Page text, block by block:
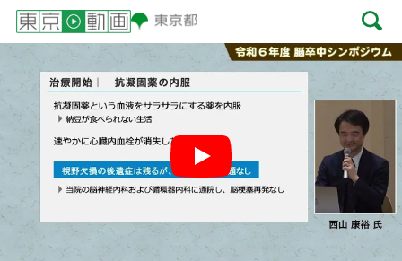
Play